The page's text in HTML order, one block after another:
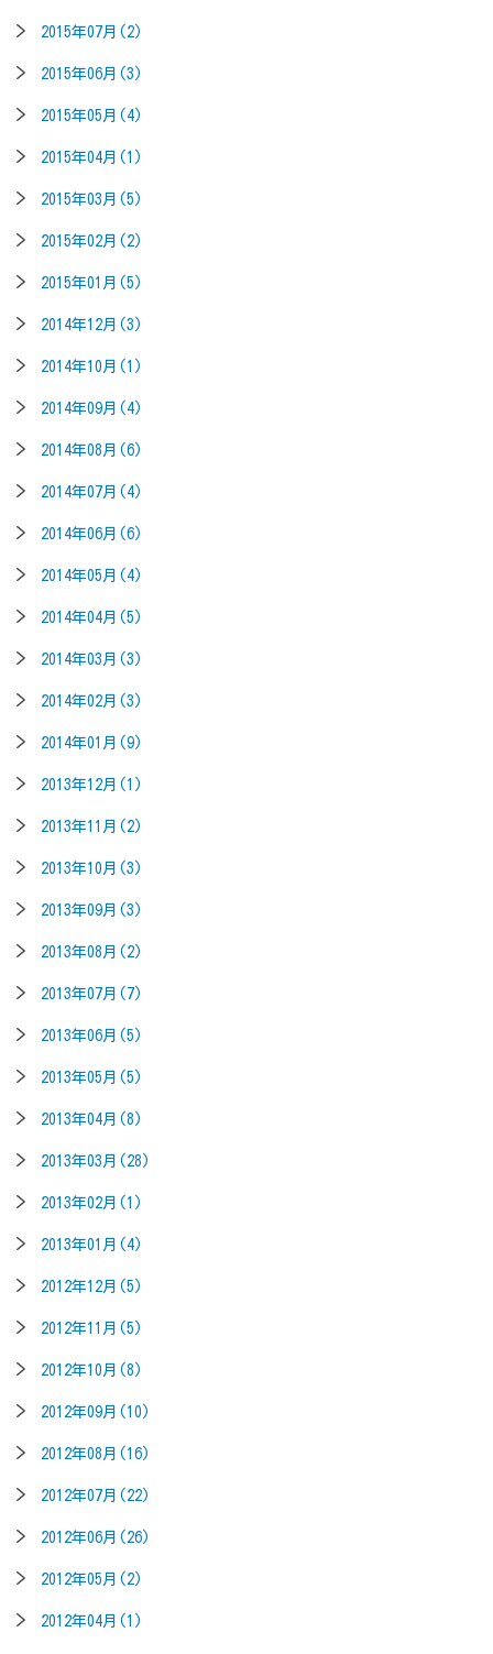
2015年07月(2)
2015年06月(3)
2015年05月(4)
2015年04月(1)
2015年03月(5)
2015年02月(2)
2015年01月(5)
2014年12月(3)
2014年10月(1)
2014年09月(4)
2014年08月(6)
2014年07月(4)
2014年06月(6)
2014年05月(4)
2014年04月(5)
2014年03月(3)
2014年02月(3)
2014年01月(9)
2013年12月(1)
2013年11月(2)
2013年10月(3)
2013年09月(3)
2013年08月(2)
2013年07月(7)
2013年06月(5)
2013年05月(5)
2013年04月(8)
2013年03月(28)
2013年02月(1)
2013年01月(4)
2012年12月(5)
2012年11月(5)
2012年10月(8)
2012年09月(10)
2012年08月(16)
2012年07月(22)
2012年06月(26)
2012年05月(2)
2012年04月(1)